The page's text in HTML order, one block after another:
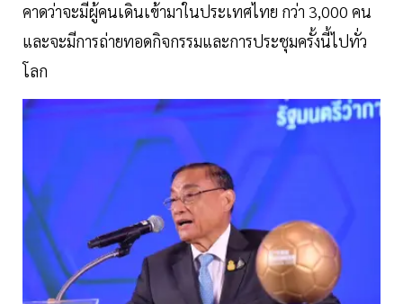
คาดว่าจะมีผู้คนเดินเข้ามาในประเทศไทย กว่า 3,000 คน
และจะมีการถ่ายทอดกิจกรรมและการประชุมครั้งนี้ไปทั่ว
โลก